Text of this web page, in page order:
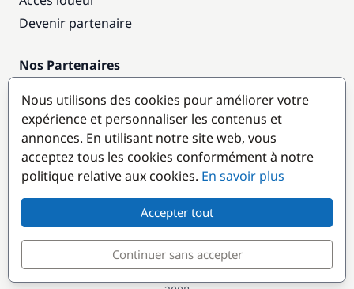
Devenir partenaire
Nos Partenaires
Destinations populaires
© GlobeSailor
Croisières & Location de bateaux depuis
Nous utilisons des cookies pour améliorer votre
expérience et personnaliser les contenus et
annonces. En utilisant notre site web, vous
acceptez tous les cookies conformément à notre
politique relative aux cookies. En savoir plus
Accepter tout
Continuer sans accepter